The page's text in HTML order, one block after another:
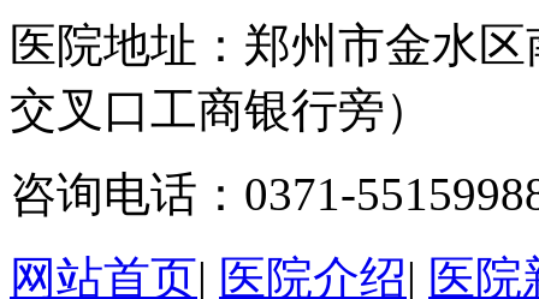
医院地址：郑州市金水
交叉口工商银行旁）
咨询电话：0371-
网站首页| 医院介绍| 医院